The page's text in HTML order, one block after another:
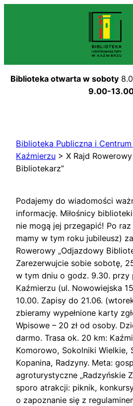
Biblioteka otwarta w soboty
9.00-
Biblioteka Publiczna i
Kaźmierzu > X Rajd
Bibliotekarz”
Podajemy do wiadomości
informację. Miłośnicy
nie mogą jej przegapić! Po
mamy w tym roku jubileusz)
Rowerowy „Odjazdowy
Zarezerwujcie sobie sobotę,
w tym dniu o godz. 9.30. przy
Kaźmierzu (ul. Nowowiejska
10.00. Zapisy do 21.06.
zbieramy wypełnione karty
Wpisowe – 20 zł od osoby.
darmo. Trasa ok. 20 km:
Komorowo, Sokolniki Wielkie,
Kopanina, Radzyny. Meta:
agroturystyczne „Radzyńskie
sporo atrakcji: piknik,
o zapoznanie się z